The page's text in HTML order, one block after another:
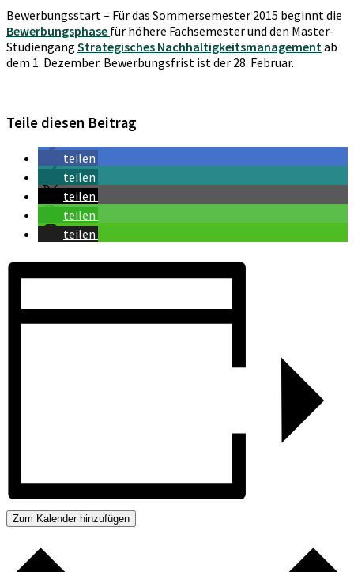
Bewerbungsstart – Für das Sommersemester 2015 beginnt die
Bewerbungsphase für höhere Fachsemester und den Master-
Studiengang Strategisches Nachhaltigkeitsmanagementab
dem 1. Dezember. Bewerbungsfrist ist der 28. Februar.
Teile diesen Beitrag
teilen
teilen
teilen
teilen
teilen
Zum Kalender hinzufügen